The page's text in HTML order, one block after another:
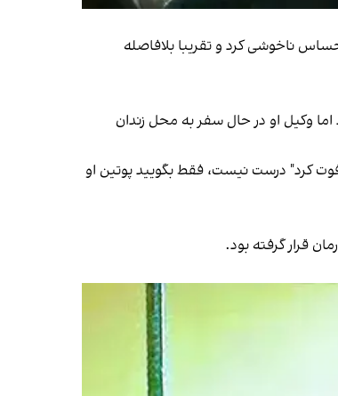
ناخوشی کرد و تقریبا بلافاصله
وکیل او در حال سفر به محل زندان
کرد" درست نیست، فقط بگویید پوتین او
قرار گرفته بود.